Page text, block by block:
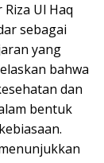
Ul Haq
sebagai
yang
bahwa
dan
bentuk